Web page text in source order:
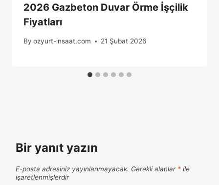
2026 Gazbeton Duvar Örme İşçilik
Fiyatları
By ozyurt-insaat.com 21 Şubat 2026
Bir yanıt yazın
E-posta adresiniz yayınlanmayacak. Gerekli alanlar * ile
işaretlenmişlerdir